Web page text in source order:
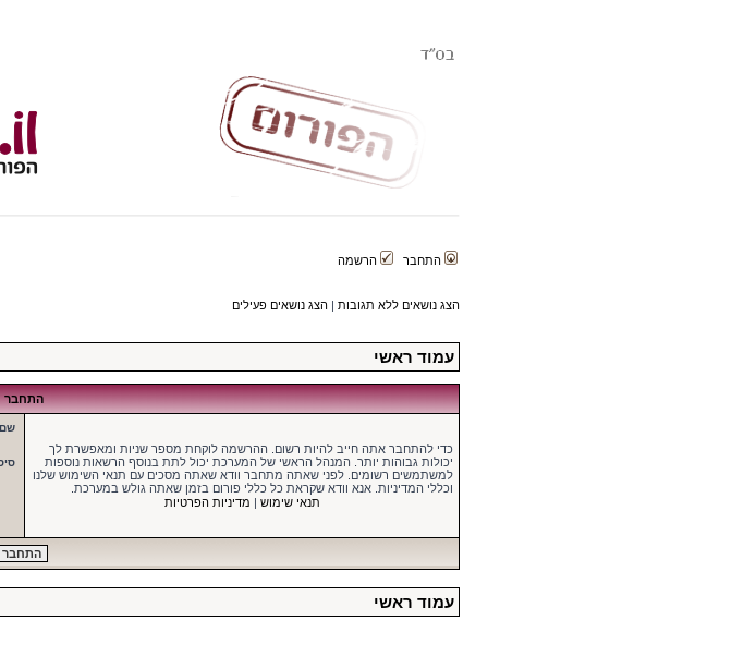
התחבר הרשמה
הצג נושאים ללא תגובות | הצג נושאים פעילים
עמוד ראשי
התחבר
כדי להתחבר אתה חייב להיות רשום. ההרשמה לוקחת מספר שניות ומאפשרת לך
יכולות גבוהות יותר. המנהל הראשי של המערכת יכול לתת בנוסף הרשאות נוספות
למשתמשים רשומים. לפני שאתה מתחבר וודא שאתה מסכים עם תנאי השימוש שלנו
וכללי המדיניות. אנא וודא שקראת כל כללי פורום בזמן שאתה גולש במערכת.
תנאי שימוש | מדיניות הפרטיות
עמוד ראשי